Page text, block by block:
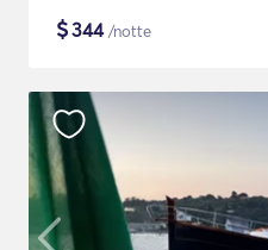
$344/notte